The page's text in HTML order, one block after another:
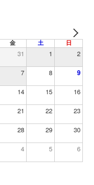
金 土 日
31 1 2
7 8 9
14 15 16
21 22 23
28 29 30
4 5 6